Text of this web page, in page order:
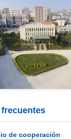
de cooperación